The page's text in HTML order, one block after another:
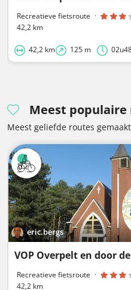
Recreatieve fietsroute ·
42,2 km
42,2 km 125 m
Meest populaire
Meest geliefde routes
eric.bergs
VOP Overpelt en door
Recreatieve fietsroute ·
42,2 km